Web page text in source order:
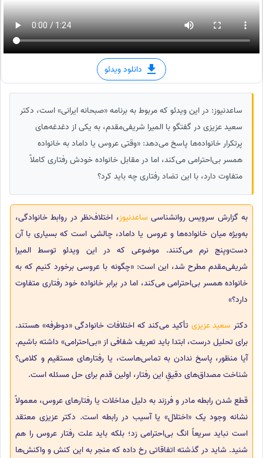
دانلود ویدئو
ساعدنیوز: در این ویدئو که مربوط به برنامه «صبحانه ایرانی» است، دکتر
سعید عزیزی در گفتگو با المیرا شریفی‌مقدم، به یکی از دغدغه‌های
پرتکرار خانواده‌ها پاسخ می‌دهد: «وقتی عروس یا داماد به خانواده
همسر بی‌احترامی می‌کند، اما در مقابل خانواده خودش رفتاری کاملاً
متفاوت دارد، با این تضاد رفتاری چه باید کرد؟
به گزارش سرویس روانشناسی ساعدنیوز، اختلاف‌نظر در روابط خانوادگی،
به‌ویژه میان خانواده‌ها و عروس یا داماد، چالشی است که بسیاری با آن
دست‌وپنج نرم می‌کنند. موضوعی که در این ویدئو توسط المیرا
شریفی‌مقدم مطرح شد، این است: «چگونه با عروسی برخورد کنیم که به
خانواده همسر بی‌احترامی می‌کند، اما در برابر خانواده خود رفتاری متفاوت
دارد؟»
دکترسعید عزیزی تأکید می‌کند که اختلافات خانوادگی «دو‌طرفه» هستند.
برای تحلیل درست، ابتدا باید تعریف شفافی از «بی‌احترامی» داشته باشیم.
آیا منظور، پاسخ ندادن به تماس‌هاست، یا رفتارهای مستقیم و کلامی؟
شناخت مصداق‌های دقیقِ این رفتار، اولین قدم برای حل مسئله است.
قطع شدن رابطه مادر و فرزند به دلیل مداخلات یا رفتارهای عروس، معمولاً
نشانه وجود یک «اختلال» یا آسیب در رابطه است. دکتر عزیزی معتقد
است نباید سریعاً انگ بی‌احترامی زد؛ بلکه باید علت رفتار عروس را هم
شنید. شاید در گذشته اتفاقاتی رخ داده که منجر به این کنش و واکنش‌ها